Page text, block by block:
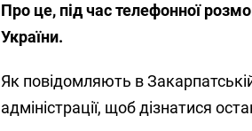
Про це, під час телефонної
України.
Як повідомляють в
адміністрації, щоб дізнатися